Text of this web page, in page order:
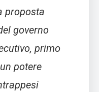
proposta
governo
primo
potere